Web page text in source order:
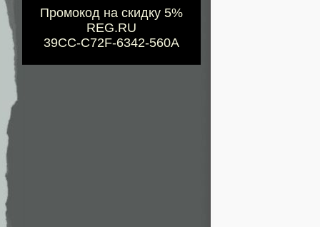
Промокод на скидку 5%
REG.RU
39CC-C72F-6342-560A